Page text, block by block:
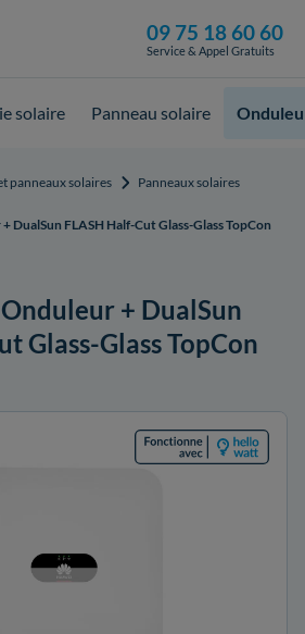
09 75 18 60 60
Service & Appel Gratuits
solaire Panneau solaire
panneaux solaires
Panneaux solaires
DualSun FLASH Half-Cut Glass-Glass TopCon
+ DualSun
Glass-Glass TopCon